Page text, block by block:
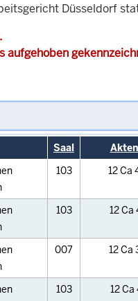
Düsseldorf
aufgehoben
Saal
103 12
103 12
007 12
103 12